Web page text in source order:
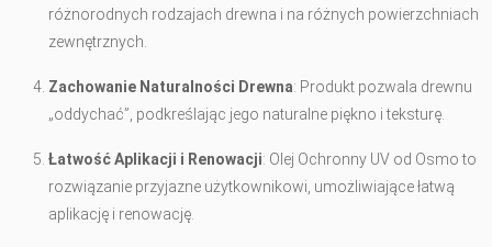
różnorodnych rodzajach drewna i na różnych powierzchniach
zewnętrznych.
Zachowanie Naturalności Drewna: Produkt pozwala drewnu
„oddychać”, podkreślając jego naturalne piękno i teksturę.
Łatwość Aplikacji i Renowacji: Olej Ochronny UV od Osmo to
rozwiązanie przyjazne użytkownikowi, umożliwiające łatwą
aplikację i renowację.